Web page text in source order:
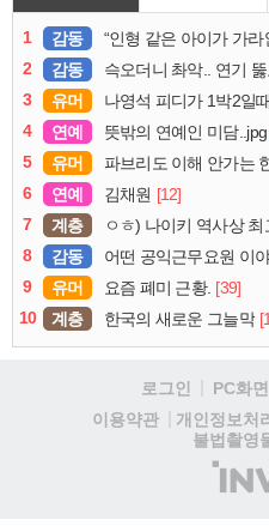
1 감동 “인형 같은 아이가 가라앉는데
2
감동 슥오더니 촤악.. 연기 뚫고는
3
유머 나영석 피디가 1박2일
4
연예 뜻밖의 연예인 미담..jpg
5
유머 파브리도 이해 안가는
6
연예 김채원 [12]
7
계층 ㅇㅎ) 나이키 역사상
8
감동 어떤 공익근무요원 이
9
유머 요즘 폐미 근황. [39]
10
계층 한국의 새로운 그늘막
로그인 PC화면
이용약관
개인정보처
불법촬영